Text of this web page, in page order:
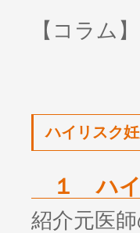
【コラム
ハイリスク
１ ハイ
紹介元医